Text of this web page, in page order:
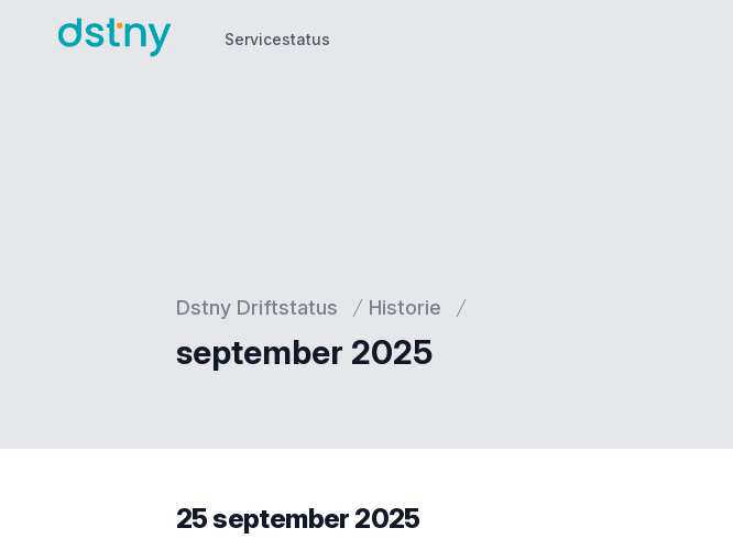
Servicestatus
Dstny Driftstatus Historie
september 2025
25 september 2025